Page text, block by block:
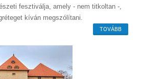
fesztiválja, amely - nem titkoltan -,
kíván megszólítani.
TOVÁBB